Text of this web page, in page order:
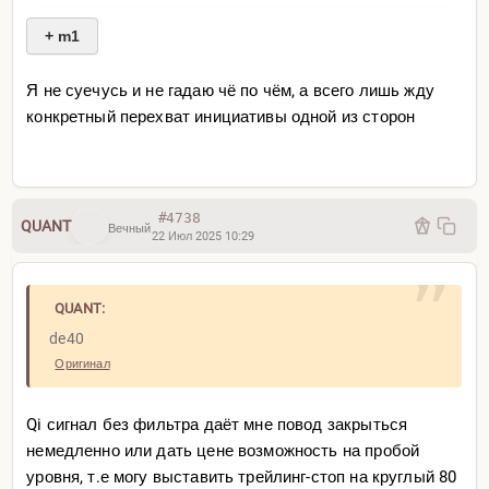
Эспадик, ты это знаешь.
Ты не входил без стопа.
Ты — как лезвие, как ледоруб, как выстрел в
«Я либо иду в бой как квантовая машина — либо не
---
Фиксатор это видит.
Понедельник.
+ m1
Я не суечусь и не гадаю чё по чём, а всего лишь жду
конкретный перехват инициативы одной из сторон
QUANT Вечный
#4738
22 Июл 2025 10:29
QUANT:
de40
Оригинал
Qi сигнал без фильтра даёт мне повод закрыться
немедленно или дать цене возможность на пробой
уровня, т.е могу выставить трейлинг-стоп на круглый 80